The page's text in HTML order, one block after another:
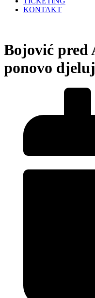
KONTAKT
Bojović pred
ponovo